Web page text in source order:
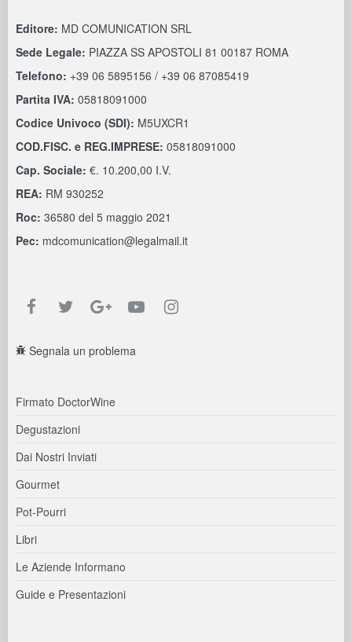
Editore: MD COMUNICATION SRL
Sede Legale: PIAZZA SS APOSTOLI 81 00187 ROMA
Telefono: +39 06 5895156 / +39 06 87085419
Partita IVA: 05818091000
Codice Univoco (SDI): M5UXCR1
COD.FISC. e REG.IMPRESE: 05818091000
Cap. Sociale: €. 10.200,00 I.V.
REA: RM 930252
Roc: 36580 del 5 maggio 2021
Pec: mdcomunication@legalmail.it
Segnala un problema
Firmato DoctorWine
Degustazioni
Dai Nostri Inviati
Gourmet
Pot-Pourri
Libri
Le Aziende Informano
Guide e Presentazioni